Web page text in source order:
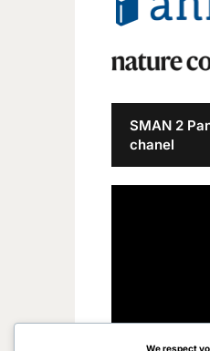
SMAN 2
chanel
We respect